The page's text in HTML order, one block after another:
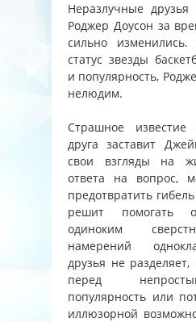
Неразлучные
Роджер Доусон за
сильно изменились.
статус звезды
и популярность,
нелюдим.
Страшное известие
друга заставит
свои взгляды на
ответа на вопрос,
предотвратить
решит помогать
одиноким
намерений
друзья не
перед
популярность или
иллюзорной